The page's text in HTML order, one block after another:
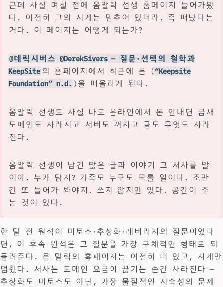
근데 사실 며칠 전에 옴말릭 선생 홈페이지 들어가봤
다. 여전히 그의 시계는 멈추어 있더라. 즉 떠났다는
거다. 이 페이지는 어떻게 되는가?
@데릭시버스 @DerekSivers — 질문·선택의 철학과
KeepSite 의 홈페이지에서 최근에 본 (“Keepsite
Foundation” n.d. )을 떠올리게 된다.
옴말릭 선생도 사실 나도 온라인에서 돈 안내면 금새
도메인도 사라지고 서버도 꺼지고 글도 무엇도 사라
진다.
옴말릭 선생이 남긴 많은 글과 이야기 그 서사를 말
이야. 누가 담지? 가족도 누구도 모를 일이다. 조만
간 또 들어가 봐야지. 쓰지 않지만 있다. 공간이 주
는 것이 있다.
한 달 전 원석이 미토스·추상화·레버리지의 질문이었다
면, 이 후속 원석은 그 질문을 가장 구체적인 형태로 되
돌려준다. 옴 말릭의 홈페이지는 여전히 떠 있고, 시계만
멈췄다. 서사는 도메인 요금이 끊기는 순간 사라진다 —
추상화도 미토스도 아닌, 가장 물질적인 지속성의 문제